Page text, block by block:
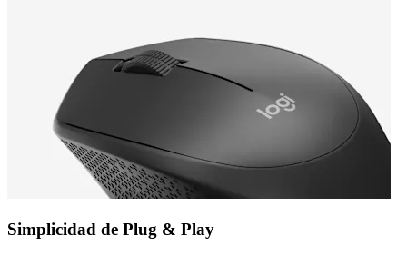
Simplicidad de Plug & Play